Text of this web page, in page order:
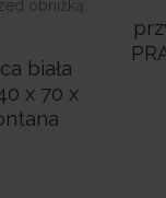
obniżką:
biała
x 70 x